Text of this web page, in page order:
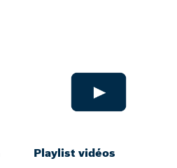
Playlist vidéos